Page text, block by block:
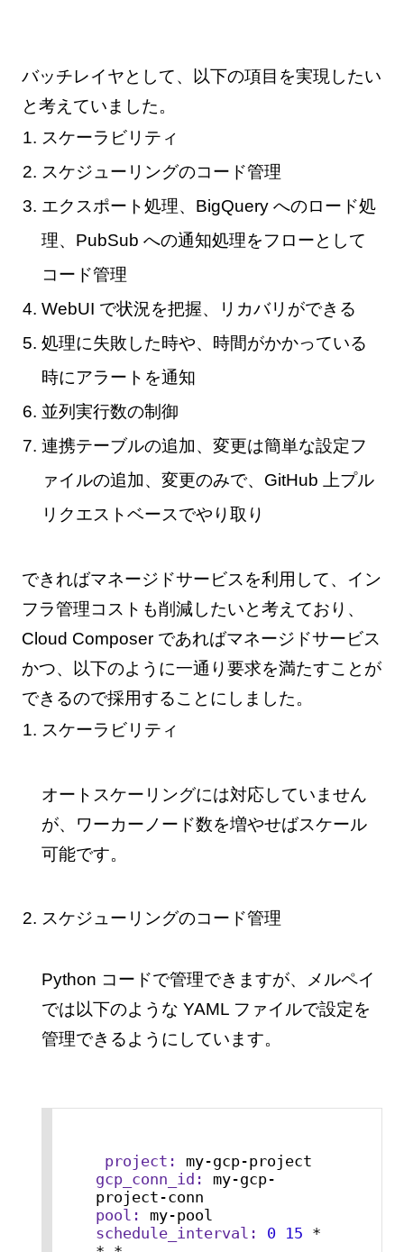
バッチレイヤとして、以下の項目を実現したい
と考えていました。
スケーラビリティ
スケジューリングのコード管理
エクスポート処理、BigQuery へのロード処
理、PubSub への通知処理をフローとして
コード管理
WebUI で状況を把握、リカバリができる
処理に失敗した時や、時間がかかっている
時にアラートを通知
並列実行数の制御
連携テーブルの追加、変更は簡単な設定フ
ァイルの追加、変更のみで、GitHub 上プル
リクエストベースでやり取り
できればマネージドサービスを利用して、イン
フラ管理コストも削減したいと考えており、
Cloud Composer であればマネージドサービス
かつ、以下のように一通り要求を満たすことが
できるので採用することにしました。
スケーラビリティ
オートスケーリングには対応していません
が、ワーカーノード数を増やせばスケール
可能です。
スケジューリングのコード管理
Python コードで管理できますが、メルペイ
では以下のような YAML ファイルで設定を
管理できるようにしています。
project:
gcp_conn_id:
my-gcp-
pool:
schedule_interval:
0 15 *